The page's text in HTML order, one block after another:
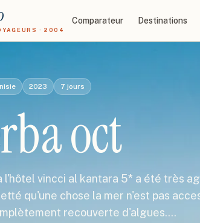
· 2004
Comparateur Destinations
2023 7 jours
oct
l'hôtel vincci al kantara 5* a été très
qu'une chose la mer n'est pas
recouverte d'algues.…